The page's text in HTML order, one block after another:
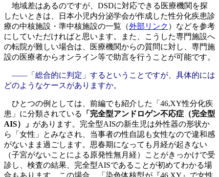
地域差はあるのですが、DSDに対応できる医療機関を探
したいときは、日本小児内分泌学会が作成した性分化疾患診
療の中核施設・準中核施設の一覧（外部リンク ）などを参考
にしていただければと思います。また、こうした専門施設へ
の転院が難しい場合は、医療機関からの質問に対し、専門施
設の医療者からオンライン等で助言を行うことが可能です。
――「総合的に判定」するということですが、具体的には
どのようなケースがありますか。
ひとつの例としては、前編でも紹介した「46,XY性分化疾
患」に分類されている
「完全型アンドロゲン不応症（完全型
AIS）」 があります。完全型AISの新生児は外性器の形状か
ら「女性」とみなされ、当事者の性自認も女性なので違和感
がないまま過ごします。思春期になっても月経が起きない
（子宮がないことによる原発性無月経）ことがきっかけで受
診し、検査の結果、完全型AISであることが初めてわかる場
合もあります。この場合、「染色体核型が『46,XY』で女性